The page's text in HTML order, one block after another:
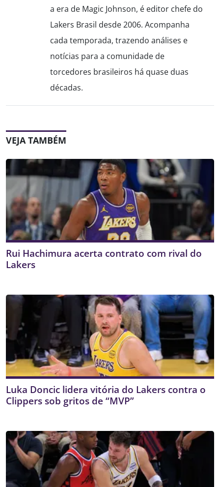
a era de Magic Johnson, é editor chefe do
Lakers Brasil desde 2006. Acompanha
cada temporada, trazendo análises e
notícias para a comunidade de
torcedores brasileiros há quase duas
décadas.
VEJA TAMBÉM
Rui Hachimura acerta contrato com rival do
Lakers
Luka Doncic lidera vitória do Lakers contra o
Clippers sob gritos de “MVP”